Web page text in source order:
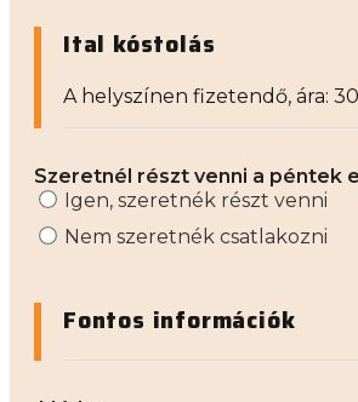
Ital kóstolás
A helyszínen fizetendő, ára:
Szeretnél részt venni a péntek
Igen, szeretnék részt venni
Nem szeretnék csatlakozni
Fontos információk